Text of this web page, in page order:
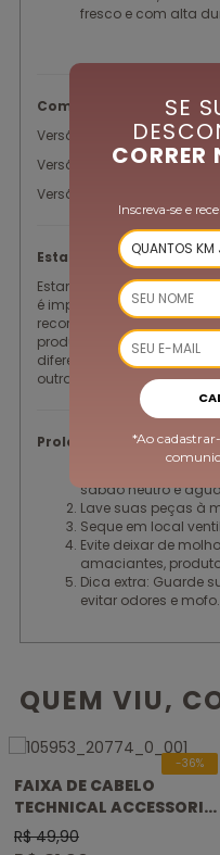
fresco e com alta
Composição:
Versão lisa: Poliamina/
Versão estampada:
Versão flúor: Poliéster/
Estampas:
Estampa corrida = Nessa
é impresso no rolo de
recortada e oferece uma
produto. Cada parte do
diferente da modelagem,
outra.
Prolongue a vida útil
sabão neutro e
Lave suas peças à
Seque em local
Evite deixar de
amaciantes,
Dica extra: Guarde
evitar odores e mofo.
QUEM VIU,
FAIXA DE CABELO
TECHNICAL ACCESSORIES
INSURE
R$ 49,90
-36%
SE
CORRER
Inscreva-se e
*Ao